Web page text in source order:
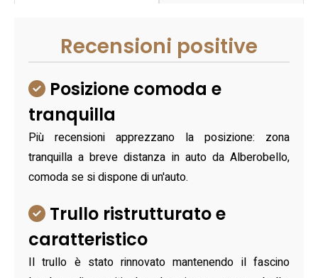
Recensioni positive
Posizione comoda e
tranquilla
Più recensioni apprezzano la posizione: zona
tranquilla a breve distanza in auto da Alberobello,
comoda se si dispone di un'auto.
Trullo ristrutturato e
caratteristico
Il trullo è stato rinnovato mantenendo il fascino